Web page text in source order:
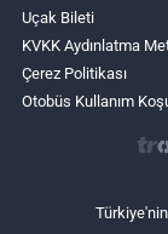
Uçak Bileti
KVKK Aydınlatma
Çerez Politikası
Otobüs Kullanım